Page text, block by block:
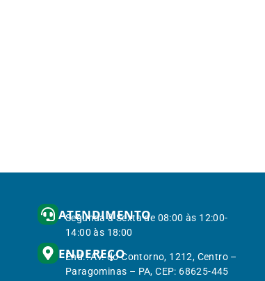
ATENDIMENTO
Segunda à Sexta de 08:00 às 12:00-
14:00 às 18:00
ENDEREÇO
End.: Av. do Contorno, 1212, Centro –
Paragominas – PA, CEP: 68625-445